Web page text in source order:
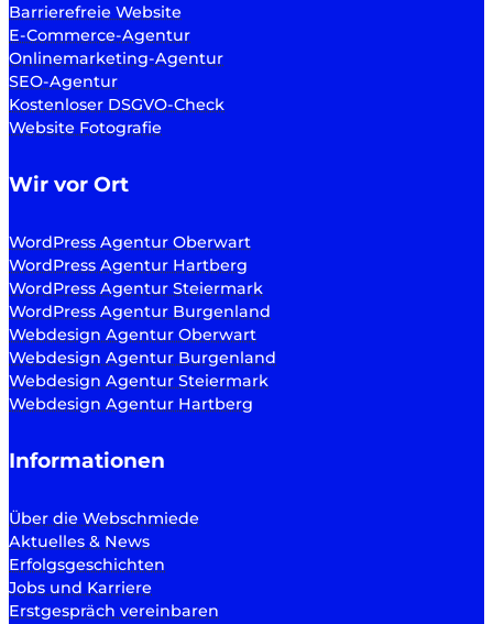
Barrierefreie Website
E-Commerce-Agentur
Onlinemarketing-Agentur
SEO-Agentur
Kostenloser DSGVO-Check
Website Fotografie
Wir vor Ort
WordPress Agentur Oberwart
WordPress Agentur Hartberg
WordPress Agentur Steiermark
WordPress Agentur Burgenland
Webdesign Agentur Oberwart
Webdesign Agentur Burgenland
Webdesign Agentur Steiermark
Webdesign Agentur Hartberg
Informationen
Über die Webschmiede
Aktuelles & News
Erfolgsgeschichten
Jobs und Karriere
Erstgespräch vereinbaren